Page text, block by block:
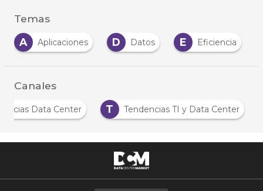
Temas
A
Aplicaciones D Datos E Eficiencia
Canales
Noticias Data Center T Tendencias TI y Data Center